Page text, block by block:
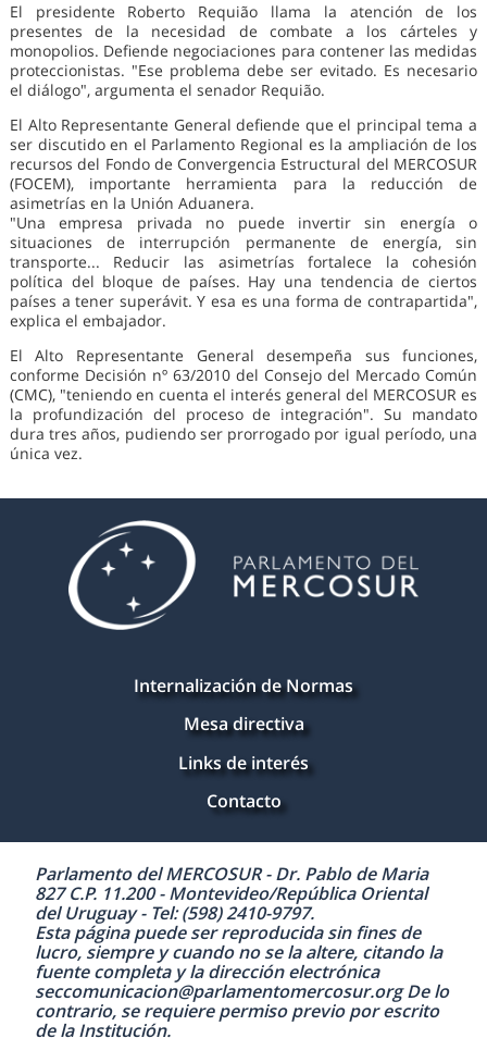
El presidente Roberto Requião llama la atención de los
presentes de la necesidad de combate a los cárteles y
monopolios. Defiende negociaciones para contener las medidas
proteccionistas. "Ese problema debe ser evitado. Es necesario
el diálogo", argumenta el senador Requião.
El Alto Representante General defiende que el principal tema a
ser discutido en el Parlamento Regional es la ampliación de los
recursos del Fondo de Convergencia Estructural del MERCOSUR
(FOCEM), importante herramienta para la reducción de
asimetrías en la Unión Aduanera.
"Una empresa privada no puede invertir sin energía o
situaciones de interrupción permanente de energía, sin
transporte... Reducir las asimetrías fortalece la cohesión
política del bloque de países. Hay una tendencia de ciertos
países a tener superávit. Y esa es una forma de contrapartida",
explica el embajador.
El Alto Representante General desempeña sus funciones,
conforme Decisión nº 63/2010 del Consejo del Mercado Común
(CMC), "teniendo en cuenta el interés general del MERCOSUR es
la profundización del proceso de integración". Su mandato
dura tres años, pudiendo ser prorrogado por igual período, una
única vez.
Internalización de Normas
Mesa directiva
Links de interés
Contacto
Parlamento del MERCOSUR - Dr. Pablo de Maria
827 C.P. 11.200 - Montevideo/República Oriental
del Uruguay - Tel: (598) 2410-9797.
Esta página puede ser reproducida sin fines de
lucro, siempre y cuando no se la altere, citando la
fuente completa y la dirección electrónica
seccomunicacion@parlamentomercosur.org De lo
contrario, se requiere permiso previo por escrito
de la Institución.